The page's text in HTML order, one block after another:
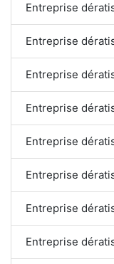
Entreprise
Entreprise
Entreprise
Entreprise
Entreprise
Entreprise
Entreprise
Entreprise